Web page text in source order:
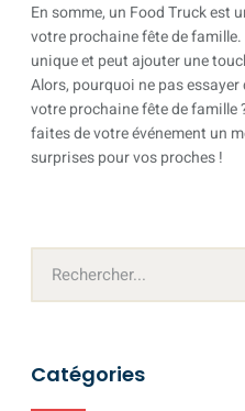
En somme, un Food Truck est
votre prochaine fête de
unique et peut ajouter une
Alors, pourquoi ne pas
votre prochaine fête de famille
faites de votre événement un
surprises pour vos proches !
Catégories